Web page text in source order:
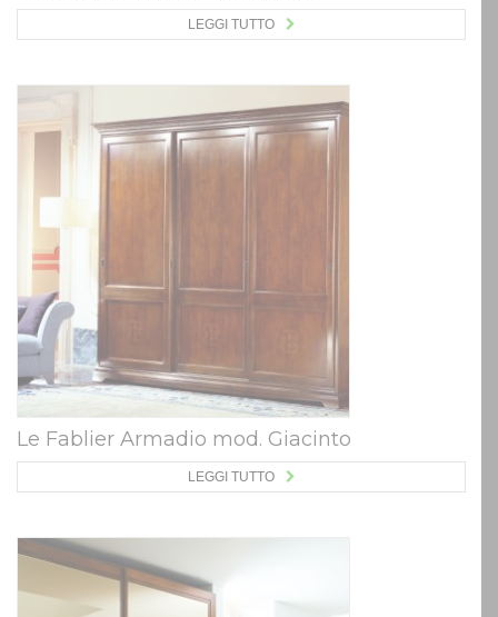
LEGGI TUTTO
Le Fablier Armadio mod. Giacinto
LEGGI TUTTO